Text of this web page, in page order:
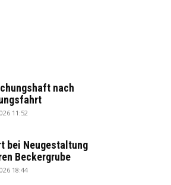
nach
11:52
bei Neugestaltung
Beckergrube
18:44